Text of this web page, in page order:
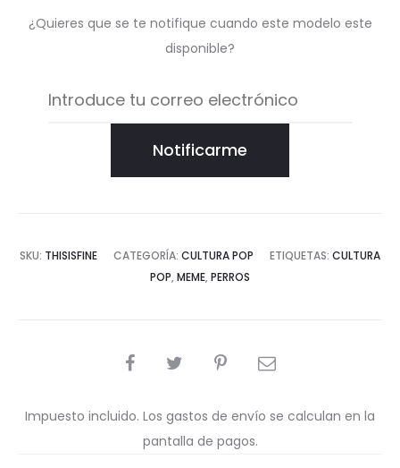
¿Quieres que se te notifique cuando este modelo este
disponible?
Notificarme
SKU: THISISFINE CATEGORÍA: CULTURA POP ETIQUETAS: CULTURA
POP, MEME, PERROS
COMPARTIR
Impuesto incluido. Los gastos de envío se calculan en la
pantalla de pagos.